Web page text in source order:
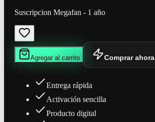
Suscripcion Megafan - 1 año
Agregar al carrito Comprar ahora
Entrega rápida
Activación sencilla
Producto digital